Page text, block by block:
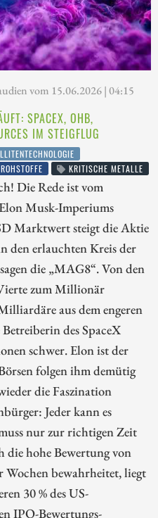
vom 15.06.2026 | 04:15
SPACEX, OHB,
IM STEIGFLUG
ROHSTOFFE KRITISCHE METALLE
Die Rede ist vom
Musk-Imperiums
Marktwert steigt die Aktie
den erlauchten Kreis der
die „MAG8“. Von den
zum Millionär
aus dem engeren
des SpaceX
schwer. Elon ist der
folgen ihm demütig
die Faszination
Jeder kann es
nur zur richtigen Zeit
die hohe Bewertung von
Wochen bewahrheitet, liegt
30 % des US-
IPO-Bewertungs-